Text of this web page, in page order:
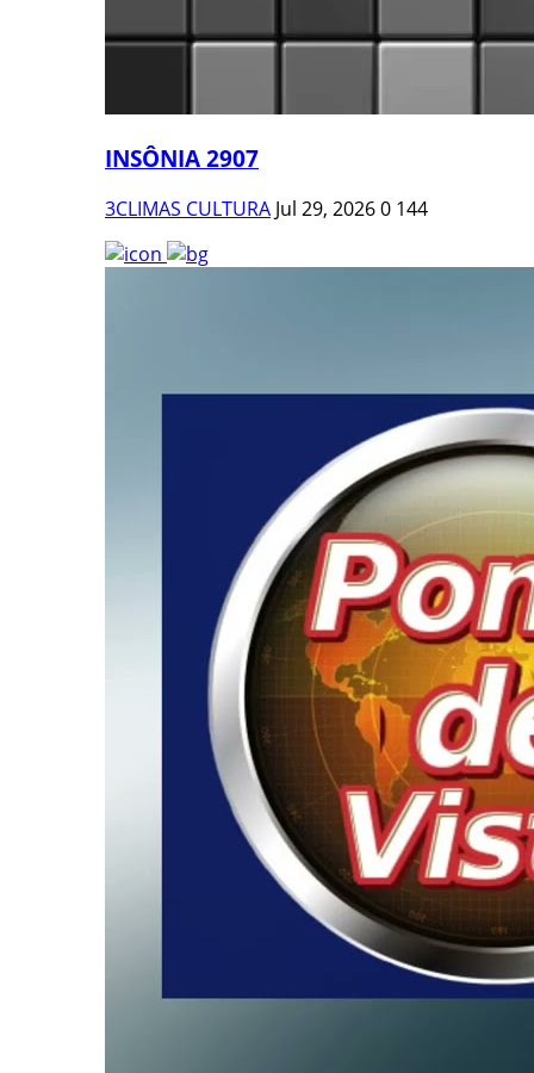
INSÔNIA 2907
3CLIMAS CULTURA Jul 29, 20260 144